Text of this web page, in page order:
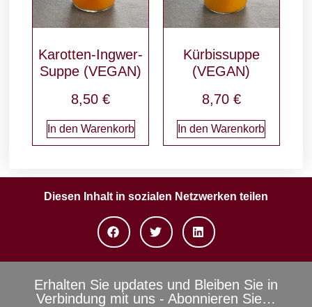
Karotten-Ingwer-
Suppe (VEGAN)
8,50€
In den Warenkorb
Kürbissuppe
(VEGAN)
8,70 €
In den Warenkorb
Diesen Inhalt in sozialen Netzwerken teilen
Erhalten Sie updates und Bleiben Sie in
Verbindung mit uns - Abonnieren Sie…